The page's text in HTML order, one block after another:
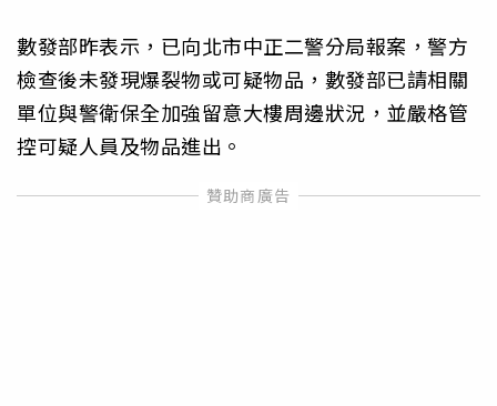
數發部昨表示，已向北市中正二警分局報案，警方
檢查後未發現爆裂物或可疑物品，數發部已請相關
單位與警衛保全加強留意大樓周邊狀況，並嚴格管
控可疑人員及物品進出。